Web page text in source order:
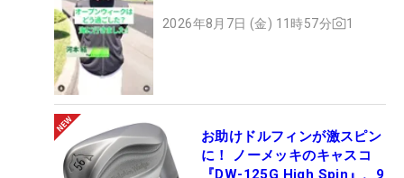
2026年8月7日 (金) 11時57分 1
お助けドルフィンが激スピン
に！ ノーメッキのキャスコ
『DW-125G High Spin』、9